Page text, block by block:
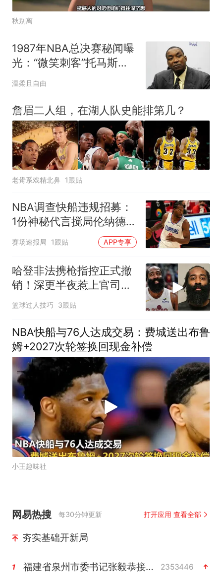
秋别离
1987年NBA总决赛秘闻曝
光：“微笑刺客”托马斯承
认咬过“酋长”帕里什
温柔且自由
詹眉二人组，在湖人队史能排第几？
老觷系戏精北鼻 1跟贴
NBA调查快船违规招募：
1份神秘代言搅局伦纳德亿
元交易
赛场速报局 1跟贴 APP专享
哈登非法携枪指控正式撤
销！深更半夜惹上官司，
如今彻底翻篇了
篮球过人技巧 3跟贴
NBA快船与76人达成交易：费城送出布鲁
姆+2027次轮签换回现金补偿
小王趣味社
网易热搜 每30分钟更新 打开应用 查看全部
夯实基础开新局
1 福建省泉州市委书记张毅恭接受纪律审查和监察调查 2353446